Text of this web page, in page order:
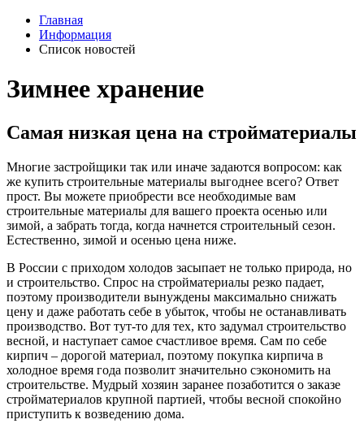
Главная
Информация
Список новостей
Зимнее хранение
Самая низкая цена на стройматериалы
Многие застройщики так или иначе задаются вопросом: как
же купить строительные материалы выгоднее всего? Ответ
прост. Вы можете приобрести все необходимые вам
строительные материалы для вашего проекта осенью или
зимой, а забрать тогда, когда начнется строительный сезон.
Естественно, зимой и осенью цена ниже.
В России с приходом холодов засыпает не только природа, но
и строительство. Спрос на стройматериалы резко падает,
поэтому производители вынуждены максимально снижать
цену и даже работать себе в убыток, чтобы не останавливать
производство. Вот тут-то для тех, кто задумал строительство
весной, и наступает самое счастливое время. Сам по себе
кирпич – дорогой материал, поэтому покупка кирпича в
холодное время года позволит значительно сэкономить на
строительстве. Мудрый хозяин заранее позаботится о заказе
стройматериалов крупной партией, чтобы весной спокойно
приступить к возведению дома.